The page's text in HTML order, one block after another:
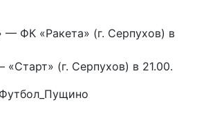
— ФК «Ракета» (г. Серпухов) в
(г. Серпухов) в 21.00.